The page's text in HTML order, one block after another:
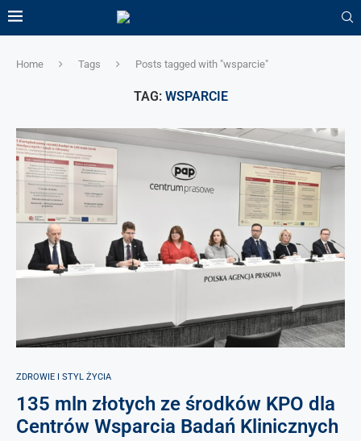
Home Tags Posts tagged with "wsparcie"
TAG: WSPARCIE
ZDROWIE I STYL ŻYCIA
135 mln złotych ze środków KPO dla
Centrów Wsparcia Badań Klinicznych